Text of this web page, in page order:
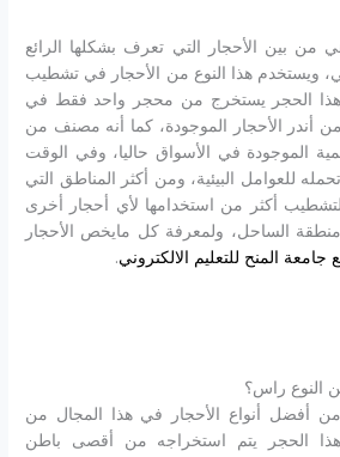
من بين الأحجار التي تعرف بشكلها الرائع
ويستخدم هذا النوع من الأحجار في تشطيب
وهذا الحجر يستخرج من محجر واحد فقط في
أندر الأحجار الموجودة، كما أنه مصنف من
الموجودة في الأسواق حاليا، وفي الوقت
للعوامل البيئية، ومن أكثر المناطق التي
أكثر من استخدامها لأي أحجار أخرى
الساحل، ولمعرفة كل مايخص الأحجار
جامعة المنح للتعليم الالكتروني.
النوع راس؟
أفضل أنواع الأحجار في هذا المجال من
الحجر يتم استخراجه من أقصى باطن